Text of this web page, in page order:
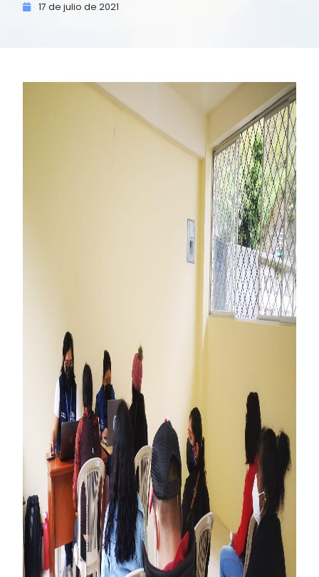
17 de julio de 2021